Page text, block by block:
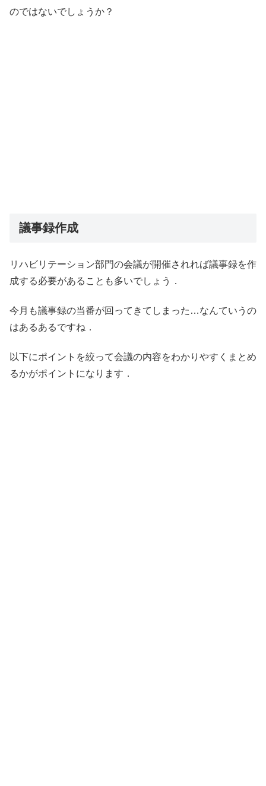
のではないでしょうか？
議事録作成
リハビリテーション部門の会議が開催されれば議事録を作
成する必要があることも多いでしょう．
今月も議事録の当番が回ってきてしまった…なんていうの
はあるあるですね．
以下にポイントを絞って会議の内容をわかりやすくまとめ
るかがポイントになります．